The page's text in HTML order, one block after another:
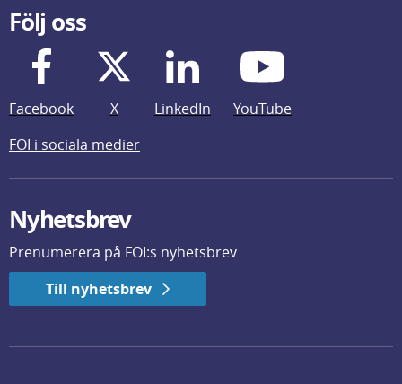
Följ oss
Facebook X LinkedIn
YouTube
FOI i sociala medier
Nyhetsbrev
Prenumerera på FOI:s nyhetsbrev
Till nyhetsbrev